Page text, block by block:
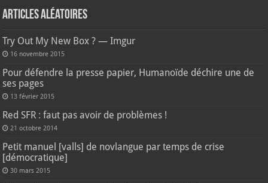
Articles aléatoires
Try Out My New Box ? — Imgur
16 novembre 2015
Pour défendre la presse papier, Humanoïde déchire une de
ses pages
13 février 2015
Red SFR : faut pas avoir de problèmes !
21 octobre 2014
Petit manuel [valls] de novlangue par temps de crise
[démocratique]
30 mars 2015